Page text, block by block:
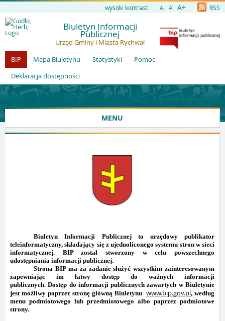
wysoki kontrast A- A A+ RSS
Biuletyn Informacji
Publicznej
Urząd Gminy i Miasta Rychwał
BIP
Mapa Biuletynu Statystyki
Pomoc
Deklaracja dostępności
MENU
Biuletyn Informacji Publicznej to urzędowy publikator
teleinformatyczny, składający się z ujednoliconego systemu stron w sieci
informatycznej. BIP został stworzony w celu powszechnego
udostępniania informacji publicznej.
Strona BIP ma za zadanie służyć wszystkim zainteresowanym
zapewniając im łatwy dostęp do ważnych informacji
publicznych. Dostęp do informacji publicznych zawartych w Biuletynie
jest możliwy poprzez stronę główną Biuletynu www.bip.gov.pl, według
menu podmiotowego lub przedmiotowego albo poprzez podmiotowe
strony.